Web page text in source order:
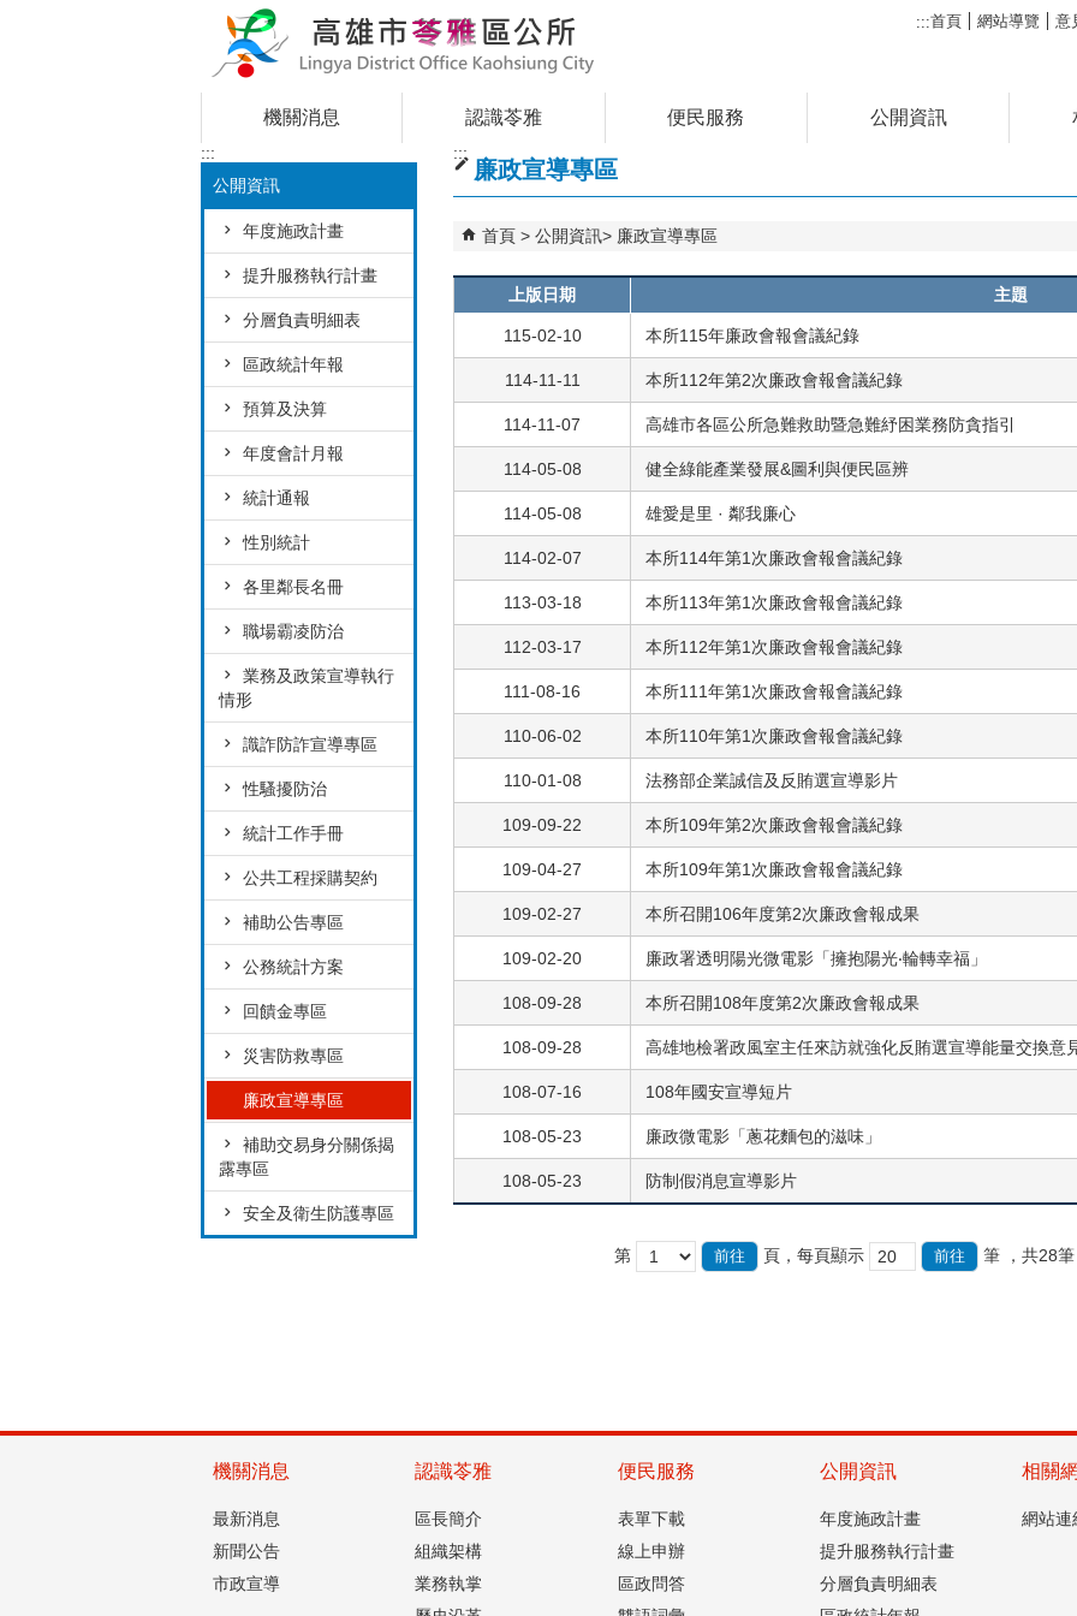
:::首頁 網站導覽 意
機關消息 認識苓雅 便民服務 公開資訊
:::
公開資訊
年度施政計畫
提升服務執行計畫
分層負責明細表
區政統計年報
預算及決算
年度會計月報
統計通報
性別統計
各里鄰長名冊
職場霸凌防治
業務及政策宣導執行
情形
識詐防詐宣導專區
性騷擾防治
統計工作手冊
公共工程採購契約
補助公告專區
公務統計方案
回饋金專區
災害防救專區
廉政宣導專區
補助交易身分關係揭
露專區
安全及衛生防護專區
:::
廉政宣導專區
首頁 公開資訊 廉政宣導專區
上版日期 主題
115-02-10 本所115年廉政會報會議紀錄
114-11-11 本所112年第2次廉政會報會議紀錄
114-11-07 高雄市各區公所急難救助暨急難紓困業務防貪指引
114-05-08 健全綠能產業發展&圖利與便民區辨
114-05-08 雄愛是里 · 鄰我廉心
114-02-07 本所114年第1次廉政會報會議紀錄
113-03-18 本所113年第1次廉政會報會議紀錄
112-03-17 本所112年第1次廉政會報會議紀錄
111-08-16 本所111年第1次廉政會報會議紀錄
110-06-02 本所110年第1次廉政會報會議紀錄
110-01-08 法務部企業誠信及反賄選宣導影片
109-09-22 本所109年第2次廉政會報會議紀錄
109-04-27 本所109年第1次廉政會報會議紀錄
109-02-27 本所召開106年度第2次廉政會報成果
109-02-20 廉政署透明陽光微電影「擁抱陽光‧輪轉幸福」
108-09-28 本所召開108年度第2次廉政會報成果
108-09-28 高雄地檢署政風室主任來訪就強化反賄選宣導能量交換意
108-07-16 108年國安宣導短片
108-05-23 廉政微電影「蔥花麵包的滋味」
108-05-23 防制假消息宣導影片
第 頁，每頁顯示 筆 ，共28筆
機關消息
最新消息
新聞公告
市政宣導
認識苓雅
區長簡介
組織架構
業務執掌
便民服務
表單下載
線上申辦
區政問答
公開資訊
年度施政計畫
提升服務執行計畫
分層負責明細表
相關
網站連